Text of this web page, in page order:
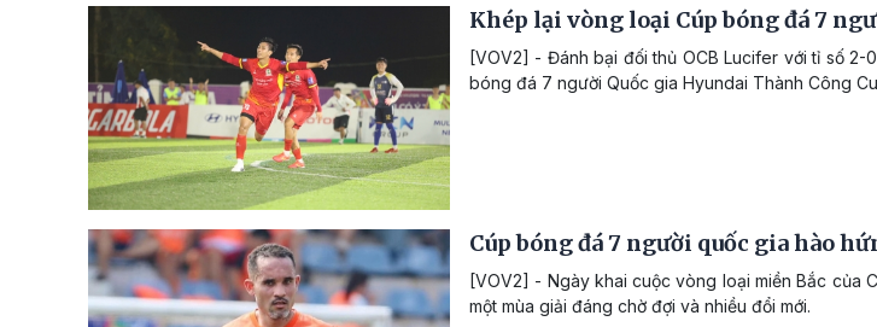
Khép lại vòng loại Cúp bóng đá 7
[VOV2] - Đánh bại đối thủ OCB Lucifer với tỉ số
bóng đá 7 người Quốc gia Hyundai Thành Công
Cúp bóng đá 7 người quốc gia hào
[VOV2] - Ngày khai cuộc vòng loại miền Bắc của
một mùa giải đáng chờ đợi và nhiều đổi mới.